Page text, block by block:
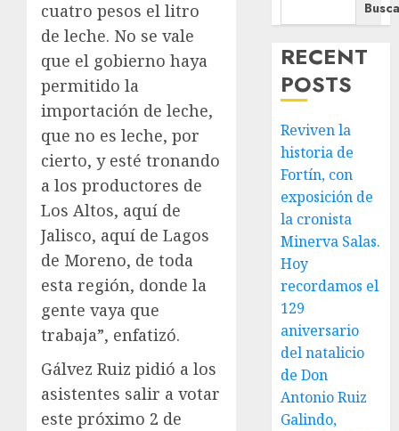
cuatro pesos el litro
de leche. No se vale
que el gobierno haya
permitido la
importación de leche,
que no es leche, por
cierto, y esté tronando
a los productores de
Los Altos, aquí de
Jalisco, aquí de Lagos
de Moreno, de toda
esta región, donde la
gente vaya que
trabaja”, enfatizó.
Gálvez Ruiz pidió a los
asistentes salir a votar
este próximo 2 de
RECENT
POSTS
Reviven la
historia de
Fortín, con
exposición de
la cronista
Minerva Salas.
Hoy
recordamos el
129
aniversario
del natalicio
de Don
Antonio Ruiz
Galindo,